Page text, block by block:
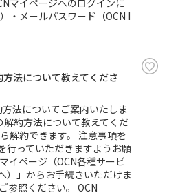
マイページへのログインに
・メールパスワード（OCN I
方法について教えてくださ
方法についてご案内いたしま
解約方法について教えてくだ
解約できます。 注意事項を
行っていただきますようお願
イページ（OCN各種サービ
）」からお手続きいただけま
参照ください。 OCN